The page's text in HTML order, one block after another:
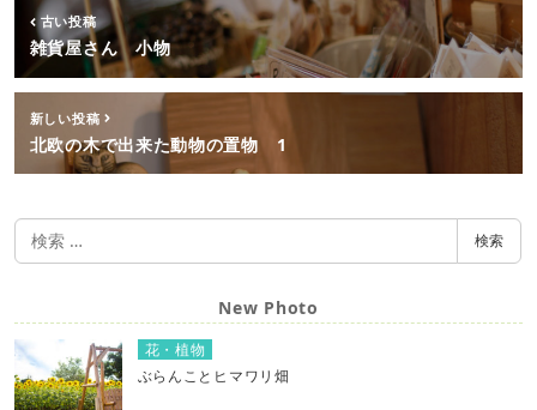
古い投稿
雑貨屋さん 小物
新しい投稿
北欧の木で出来た動物の置物 1
検
索
検索
New Photo
花・植物
ぶらんことヒマワリ畑